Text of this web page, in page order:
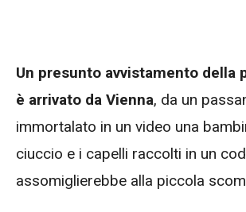
Un presunto avvistamento della
è arrivato da Vienna, da un
immortalato in un video una
ciuccio e i capelli raccolti in un
assomiglierebbe alla piccola